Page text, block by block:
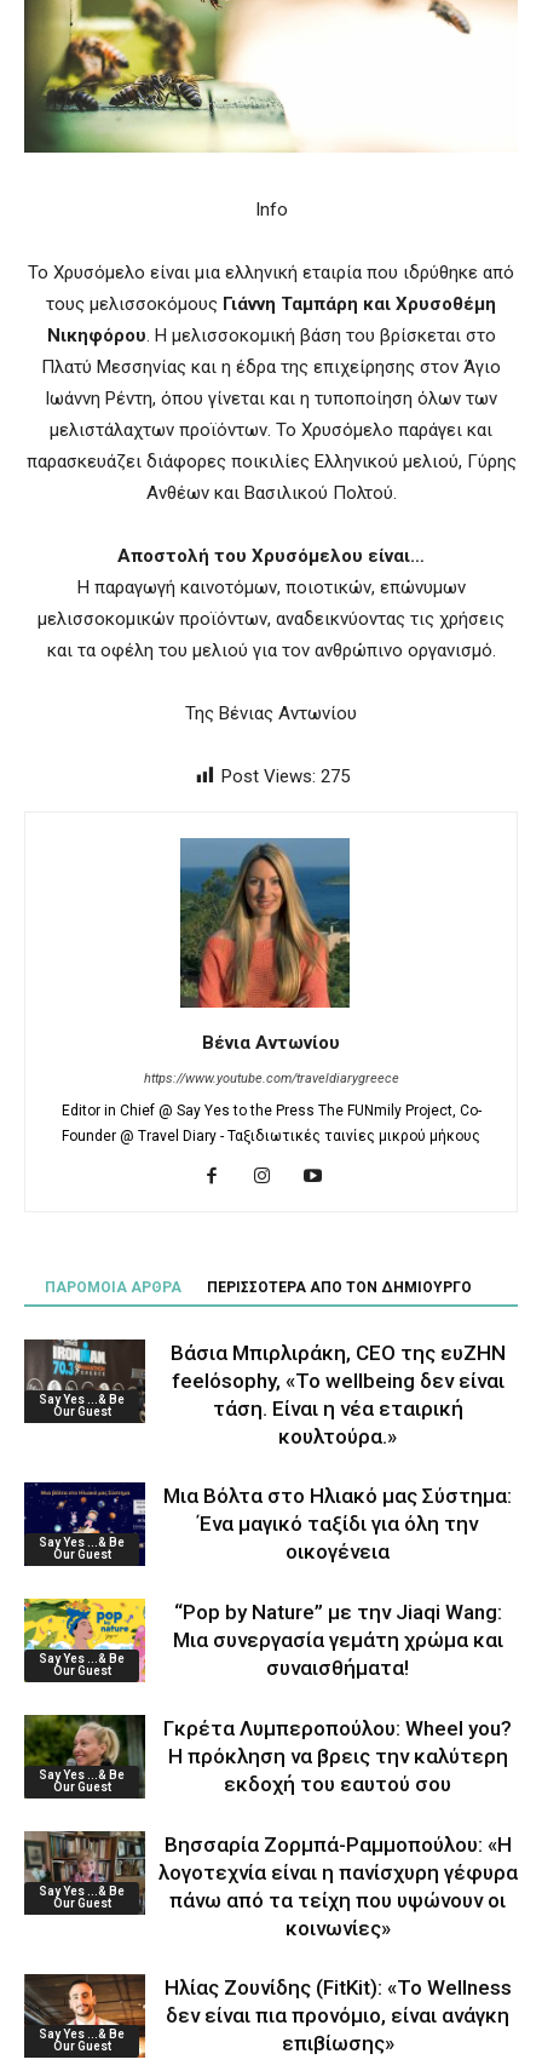
Info
Το Χρυσόμελο είναι μια ελληνική εταιρία που ιδρύθηκε από
τους μελισσοκόμους Γιάννη Ταμπάρη και Χρυσοθέμη
Νικηφόρου. Η μελισσοκομική βάση του βρίσκεται στο
Πλατύ Μεσσηνίας και η έδρα της επιχείρησης στον Άγιο
Ιωάννη Ρέντη, όπου γίνεται και η τυποποίηση όλων των
μελιστάλαχτων προϊόντων. Το Χρυσόμελο παράγει και
παρασκευάζει διάφορες ποικιλίες Ελληνικού μελιού, Γύρης
Ανθέων και Βασιλικού Πολτού.
Αποστολή του Χρυσόμελου είναι…
Η παραγωγή καινοτόμων, ποιοτικών, επώνυμων
μελισσοκομικών προϊόντων, αναδεικνύοντας τις χρήσεις
και τα οφέλη του μελιού για τον ανθρώπινο οργανισμό.
Της Βένιας Αντωνίου
Post Views: 275
Βένια Αντωνίου
https://www.youtube.com/traveldiarygreece
Editor in Chief @ Say Yes to the Press The FUNmily Project, Co-
Founder @ Travel Diary - Ταξιδιωτικές ταινίες μικρού μήκους
ΠΑΡΟΜΟΙΑ ΑΡΘΡΑ ΠΕΡΙΣΣΟΤΕΡΑ ΑΠΟ ΤΟΝ ΔΗΜΙΟΥΡΓΟ
Say Yes ...& Be
Our Guest
Βάσια Μπιρλιράκη, CEO της ευΖΗΝ
feelόsophy, «Το wellbeing δεν είναι
τάση. Είναι η νέα εταιρική
κουλτούρα.»
Say Yes ...& Be
Our Guest
Μια Βόλτα στο Ηλιακό μας Σύστημα:
Ένα μαγικό ταξίδι για όλη την
οικογένεια
Say Yes ...& Be
Our Guest
“Pop by Nature” με την Jiaqi Wang:
Μια συνεργασία γεμάτη χρώμα και
συναισθήματα!
Say Yes ...& Be
Our Guest
Γκρέτα Λυμπεροπούλου: Wheel you?
Η πρόκληση να βρεις την καλύτερη
εκδοχή του εαυτού σου
Say Yes ...& Be
Our Guest
Βησσαρία Ζορμπά-Ραμμοπούλου: «Η
λογοτεχνία είναι η πανίσχυρη γέφυρα
πάνω από τα τείχη που υψώνουν οι
κοινωνίες»
Say Yes ...& Be
Our Guest
Ηλίας Ζουνίδης (FitKit): «Το Wellness
δεν είναι πια προνόμιο, είναι ανάγκη
επιβίωσης»